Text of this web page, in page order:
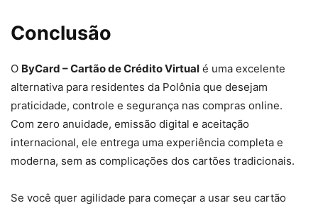
Conclusão
O ByCard – Cartão de Crédito Virtual é uma excelente
alternativa para residentes da Polônia que desejam
praticidade, controle e segurança nas compras online.
Com zero anuidade, emissão digital e aceitação
internacional, ele entrega uma experiência completa e
moderna, sem as complicações dos cartões tradicionais.
Se você quer agilidade para começar a usar seu cartão